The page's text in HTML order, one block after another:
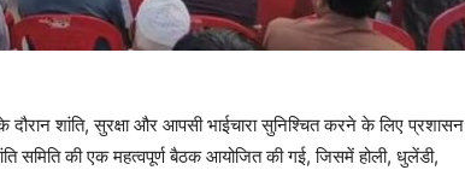
दौरान शांति, सुरक्षा और आपसी भाईचारा सुनिश्चित करने के लिए प्रशासन
समिति की एक महत्वपूर्ण बैठक आयोजित की गई, जिसमें होली, धुलेंडी,